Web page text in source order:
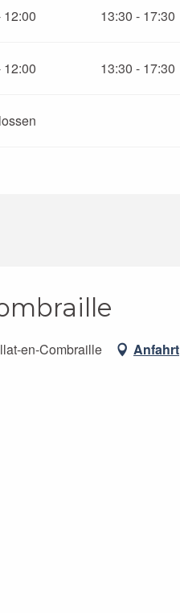
12:00 13:30 - 17:30
12:00 13:30 - 17:30
en-Combraille Anfahrt